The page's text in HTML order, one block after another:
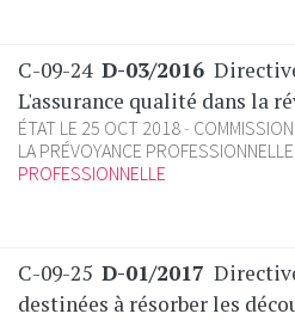
C-09-24 D-03/2016
L'assurance qualité dans la
ÉTAT LE 25 OCT 2018
LA PRÉVOYANCE PROFESSIONNELLE
PROFESSIONNELLE
C-09-25 D-01/2017
destinées à résorber les